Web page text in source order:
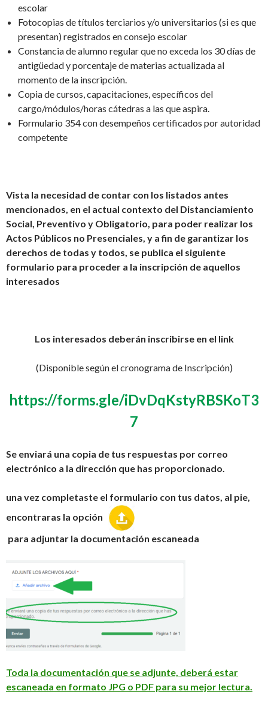
escolar
Fotocopias de títulos terciarios y/o universitarios (si es que
presentan) registrados en consejo escolar
Constancia de alumno regular que no exceda los 30 días de
antigüedad y porcentaje de materias actualizada al
momento de la inscripción.
Copia de cursos, capacitaciones, específicos del
cargo/módulos/horas cátedras a las que aspira.
Formulario 354 con desempeños certificados por autoridad
competente
Vista la necesidad de contar con los listados antes
mencionados, en el actual contexto del Distanciamiento
Social, Preventivo y Obligatorio, para poder realizar los
Actos Públicos no Presenciales, y a fin de garantizar los
derechos de todas y todos, se publica el siguiente
formulario para proceder a la inscripción de aquellos
interesados
Los interesados deberán inscribirse en el link
(Disponible según el cronograma de Inscripción)
https://forms.gle/iDvDqKstyRBSKoT3
7
Se enviará una copia de tus respuestas por correo
electrónico a la dirección que has proporcionado.
una vez completaste el formulario con tus datos, al pie,
encontraras la opción
para adjuntar la documentación escaneada
Toda la documentación que se adjunte, deberá estar
escaneada en formato JPG o PDF para su mejor lectura.